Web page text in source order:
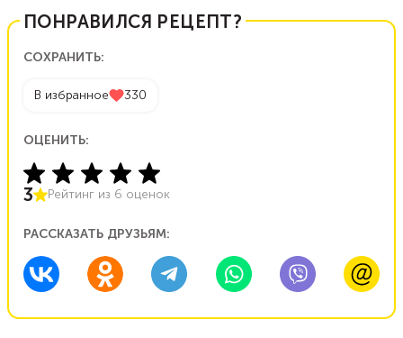
ПОНРАВИЛСЯ РЕЦЕПТ?
СОХРАНИТЬ:
В избранное 330
ОЦЕНИТЬ:
3 Рейтинг из 6 оценок
РАССКАЗАТЬ ДРУЗЬЯМ: